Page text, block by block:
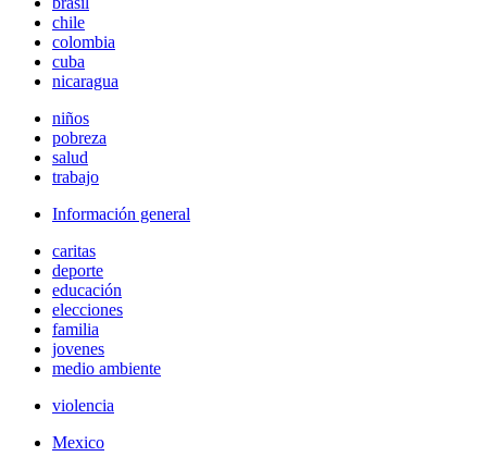
chile
colombia
cuba
nicaragua
niños
pobreza
salud
trabajo
Información general
caritas
deporte
educación
elecciones
familia
jovenes
medio ambiente
violencia
Mexico